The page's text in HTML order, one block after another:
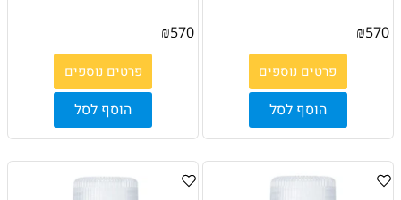
₪570
פרטים נוספים
הוסף לסל
₪570
פרטים נוספים
הוסף לסל